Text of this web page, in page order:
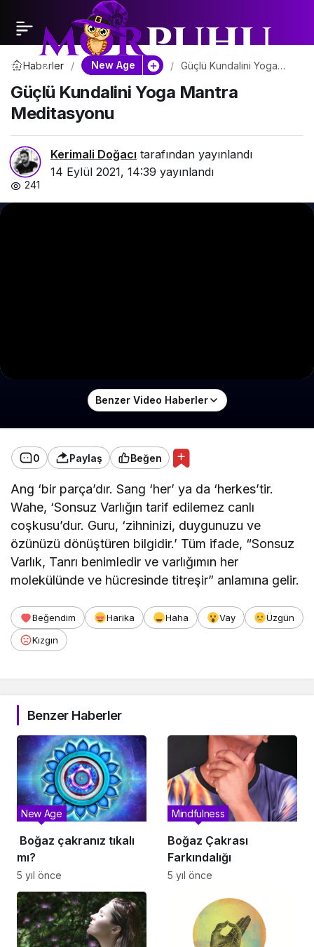
Haberler New Age
Güçlü Kundalini Yoga
Güçlü Kundalini Yoga Mantra
Meditasyonu
Kerimali Doğacı tarafından yayınlandı
14 Eylül 2021, 14:39 yayınlandı
241
Benzer Video Haberler
0 Paylaş Beğen
Ang ‘bir parça’dır. Sang ‘her’ ya da ‘herkes’tir.
Wahe, ‘Sonsuz Varlığın tarif edilemez canlı
coşkusu’dur. Guru, ‘zihninizi, duygunuzu ve
özünüzü dönüştüren bilgidir.’ Tüm ifade, “Sonsuz
Varlık, Tanrı benimledir ve varlığımın her
molekülünde ve hücresinde titreşir” anlamına gelir.
Beğendim Harika Haha Vay
Üzgün
Kızgın
Benzer Haberler
⁣ Boğaz çakranız tıkalı
mı?
New Age
5 yıl önce
Boğaz Çakrası
Farkındalığı
Mindfulness
5 yıl önce